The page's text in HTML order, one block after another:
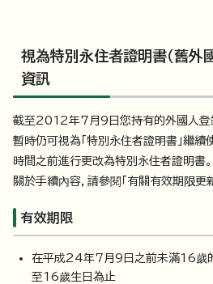
視為特別永住者證明書（舊外
資訊
截至2012年7月9日您持有的外國人登
暫時仍可視為「特別永住者證明書」繼續
時間之前進行更改為特別永住者證明書。
關於手續內容，請參閱「有關有效期限更新
有效期限
在平成24年7月9日之前未滿16歲
至16歲生日為止